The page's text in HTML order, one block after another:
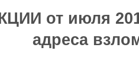
от июля
адреса